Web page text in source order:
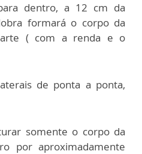
dentro, a 12 cm da
formará o corpo da
( com a renda e o
de ponta a ponta,
somente o corpo da
por aproximadamente